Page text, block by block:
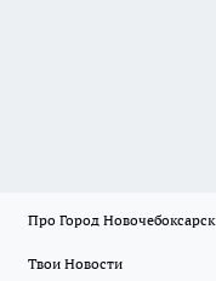
Про Город Новочебоксарск
Твои Новости